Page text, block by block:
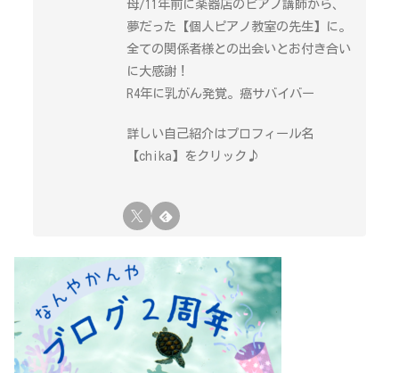
母/11年前に楽器店のピアノ講師から、
夢だった【個人ピアノ教室の先生】に。
全ての関係者様との出会いとお付き合い
に大感謝！
R4年に乳がん発覚。癌サバイバー
詳しい自己紹介はプロフィール名
【chika】をクリック♪